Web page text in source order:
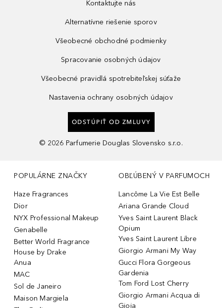
Kontaktujte nás
Alternatívne riešenie sporov
Všeobecné obchodné podmienky
Spracovanie osobných údajov
Všeobecné pravidlá spotrebiteľskej súťaže
Nastavenia ochrany osobných údajov
ODSTÚPIŤ OD ZMLUVY
© 2026 Parfumerie Douglas Slovensko s.r.o.
POPULÁRNE ZNAČKY
Haze Fragrances
Dior
NYX Professional Makeup
Genabelle
Better World Fragrance
House by Drake
Anua
MAC
Sol de Janeiro
Maison Margiela
OBĽÚBENÝ V PARFUMOCH
Lancôme La Vie Est Belle
Ariana Grande Cloud
Yves Saint Laurent Black
Opium
Yves Saint Laurent Libre
Giorgio Armani My Way
Gucci Flora Gorgeous
Gardenia
Tom Ford Lost Cherry
Giorgio Armani Acqua di
Gioia